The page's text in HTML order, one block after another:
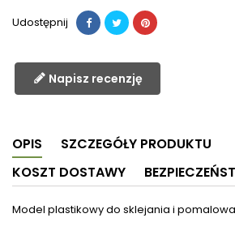
Udostępnij
Napisz recenzję
OPIS
SZCZEGÓŁY PRODUKTU
KOSZT DOSTAWY
Model plastikowy do sklejania i